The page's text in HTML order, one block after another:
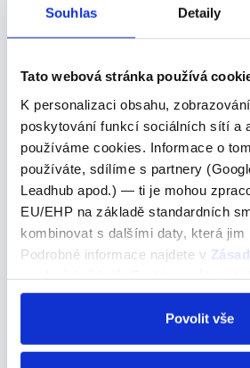
Souhlas Detaily
Tato webová stránka používá
K personalizaci obsahu,
poskytování funkcí sociálních sítí a
používáme cookies. Informace o
používáte, sdílíme s partnery
Leadhub apod.) — ti je mohou
EU/EHP na základě standardních
kombinovat s dalšími daty, která jim
Podrobné informace najdete v
odvolat v nastavení cookies,
Povolit vše
feel like
Pojďme se podívat na správné řešení
If you feel like having something
Nellie, a café close to the pub.
něco sladkého, navštivte kavárnu
nachází nedaleko hospody. A)
"kostar"
Stát (cena) -->